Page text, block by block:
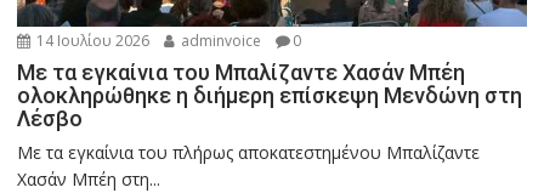
14 Ιουλίου 2026 adminvoice 0
Με τα εγκαίνια του Μπαλίζαντε Χασάν Μπέη
ολοκληρώθηκε η διήμερη επίσκεψη Μενδώνη στη
Λέσβο
Με τα εγκαίνια του πλήρως αποκατεστημένου Μπαλίζαντε
Χασάν Μπέη στη...